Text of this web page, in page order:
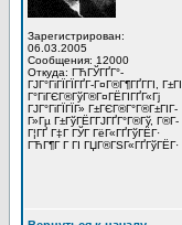
Зарегистрирован:
06.03.2005
Сообщения: 12000
Откуда: ГЋГЎГҐГ°-
ГЈГ°ГіГЇГЇГҐГ­-Г¤Г®Г¶ГҐГ­ГІ, Г±ГІ.
Г°ГіГЄГ®ГўГ®Г¤ГЁГІГҐГ«Гј
ГЈГ°ГіГЇГЇГ» Г±ГЄГ®Г°Г®Г±ГІГ­
Г»Гµ Г±ГўГЁГ­ГЈГҐГ°Г®Гў, Г®Г­
Г¦ГҐ Г‡Г ГЎГ ГёГ«ГҐГўГЁГ·
ГЋГ¶Г Г ГІ ГЏГ®ГЅГ«ГҐГўГЁГ·